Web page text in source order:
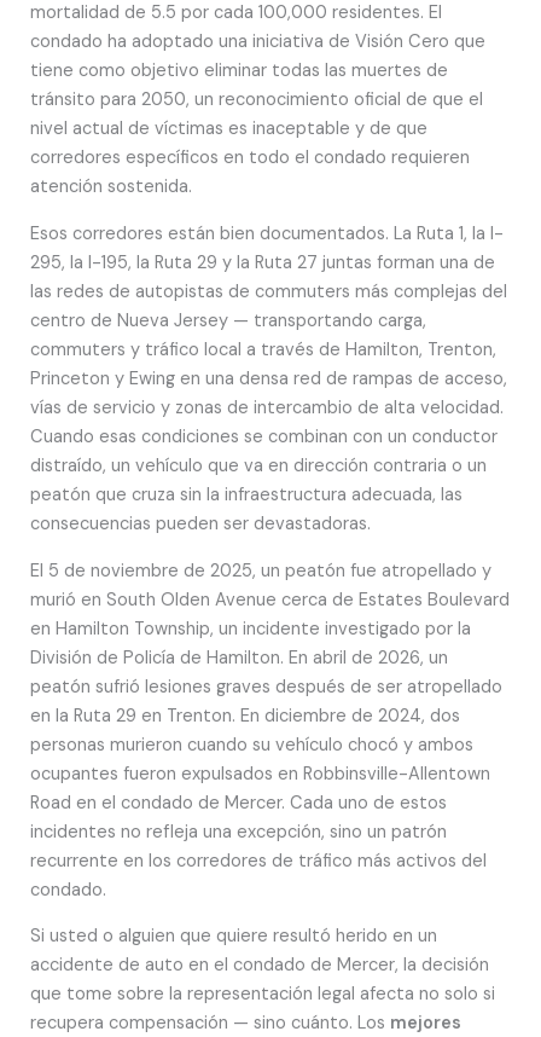
mortalidad de 5.5 por cada 100,000 residentes. El
condado ha adoptado una iniciativa de Visión Cero que
tiene como objetivo eliminar todas las muertes de
tránsito para 2050, un reconocimiento oficial de que el
nivel actual de víctimas es inaceptable y de que
corredores específicos en todo el condado requieren
atención sostenida.
Esos corredores están bien documentados. La Ruta 1, la I-
295, la I-195, la Ruta 29 y la Ruta 27 juntas forman una de
las redes de autopistas de commuters más complejas del
centro de Nueva Jersey — transportando carga,
commuters y tráfico local a través de Hamilton, Trenton,
Princeton y Ewing en una densa red de rampas de acceso,
vías de servicio y zonas de intercambio de alta velocidad.
Cuando esas condiciones se combinan con un conductor
distraído, un vehículo que va en dirección contraria o un
peatón que cruza sin la infraestructura adecuada, las
consecuencias pueden ser devastadoras.
El 5 de noviembre de 2025, un peatón fue atropellado y
murió en South Olden Avenue cerca de Estates Boulevard
en Hamilton Township, un incidente investigado por la
División de Policía de Hamilton. En abril de 2026, un
peatón sufrió lesiones graves después de ser atropellado
en la Ruta 29 en Trenton. En diciembre de 2024, dos
personas murieron cuando su vehículo chocó y ambos
ocupantes fueron expulsados en Robbinsville-Allentown
Road en el condado de Mercer. Cada uno de estos
incidentes no refleja una excepción, sino un patrón
recurrente en los corredores de tráfico más activos del
condado.
Si usted o alguien que quiere resultó herido en un
accidente de auto en el condado de Mercer, la decisión
que tome sobre la representación legal afecta no solo si
recupera compensación — sino cuánto. Los mejores